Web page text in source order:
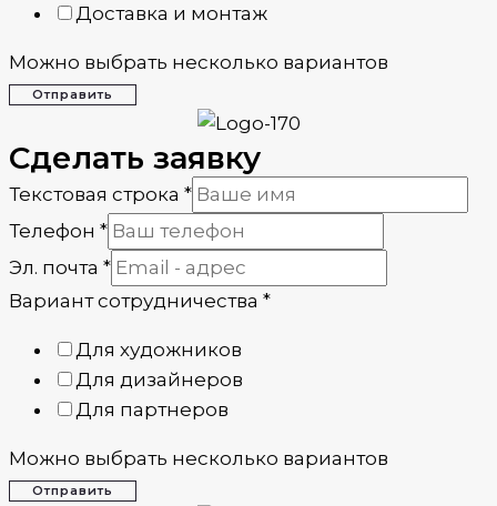
Доставка и монтаж
Можно выбрать несколько вариантов
Отправить
Сделать заявку
Текстовая строка *
Телефон *
Эл. почта *
Вариант сотрудничества *
Для художников
Для дизайнеров
Для партнеров
Можно выбрать несколько вариантов
Отправить